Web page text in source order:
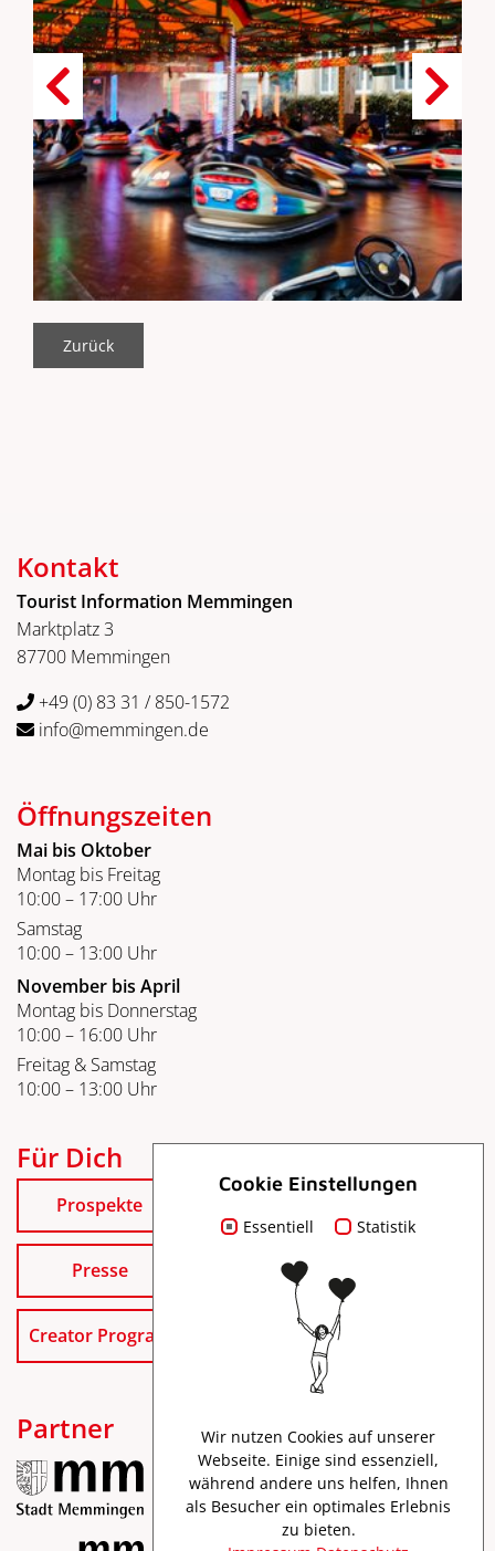
Zurück
Kontakt
Tourist Information Memmingen
Marktplatz 3
87700 Memmingen
+49 (0) 83 31 / 850-1572
info@memmingen.de
Öffnungszeiten
Mai bis Oktober
Montag bis Freitag
10:00 – 17:00 Uhr
Samstag
10:00 – 13:00 Uhr
November bis April
Montag bis Donnerstag
10:00 – 16:00 Uhr
Freitag & Samstag
10:00 – 13:00 Uhr
Für Dich
Prospekte
Presse
Creator Program
Partner
Cookie Einstellungen
Essentiell Statistik
Wir nutzen Cookies auf unserer
Webseite. Einige sind essenziell,
während andere uns helfen, Ihnen
als Besucher ein optimales Erlebnis
zu bieten.